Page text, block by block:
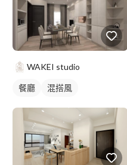
WAKEI studio
餐廳 混搭風